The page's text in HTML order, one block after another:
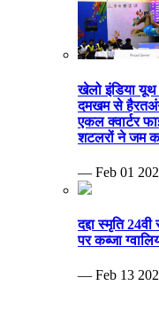
खेलो इंडिया यूथ
दमखम से
एकल क्वार्टर
शटलरों ने जम
— Feb 01
दद्दा स्मृति
पर कब्जा
— Feb 13